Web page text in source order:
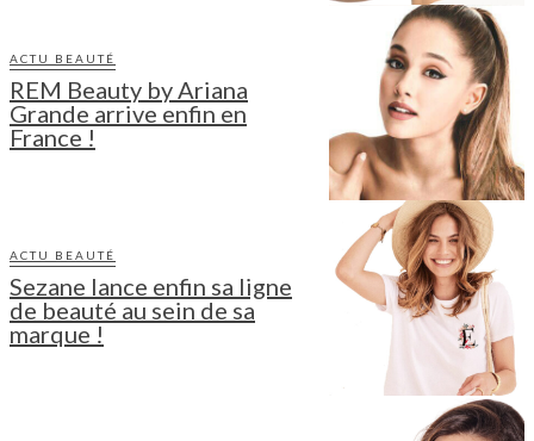
ACTU BEAUTÉ
REM Beauty by Ariana
Grande arrive enfin en
France !
ACTU BEAUTÉ
Sezane lance enfin sa ligne
de beauté au sein de sa
marque !